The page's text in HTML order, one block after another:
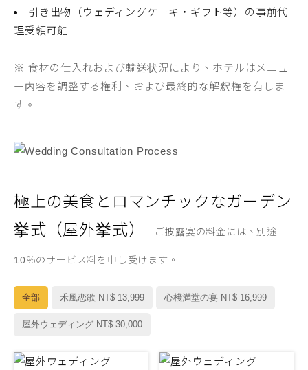
引き出物（ウェディングケーキ・ギフト等）の事前代
理受領可能
※ 食材の仕入れおよび輸送状況により、ホテルはメニュ
ー内容を調整する権利、および最終的な解釈権を有しま
す。
極上の美食とロマンチックなガーデン
挙式（屋外挙式）
ご披露宴の料金には、別途
10％のサービス料を申し受けます。
全部 禾風恋歌 NT$ 13,999 心棧満堂の宴 NT$ 16,999
屋外ウェディング NT$ 30,000